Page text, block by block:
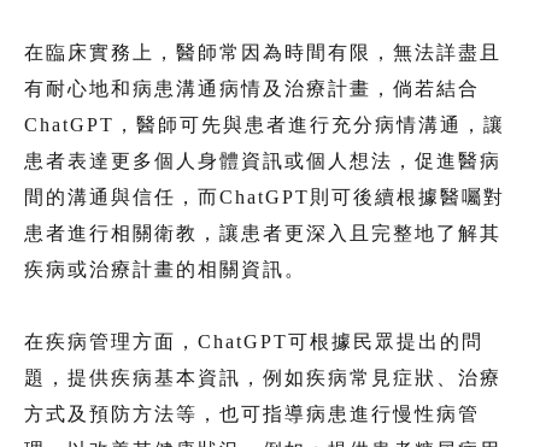
在臨床實務上，醫師常因為時間有限，無法詳盡且
有耐心地和病患溝通病情及治療計畫，倘若結合
ChatGPT，醫師可先與患者進行充分病情溝通，讓
患者表達更多個人身體資訊或個人想法，促進醫病
間的溝通與信任，而ChatGPT則可後續根據醫囑對
患者進行相關衛教，讓患者更深入且完整地了解其
疾病或治療計畫的相關資訊。
在疾病管理方面，ChatGPT可根據民眾提出的問
題，提供疾病基本資訊，例如疾病常見症狀、治療
方式及預防方法等，也可指導病患進行慢性病管